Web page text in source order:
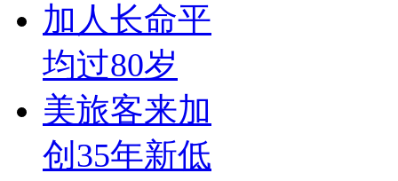
加人长命平
均过80岁
美旅客来加
创35年新低